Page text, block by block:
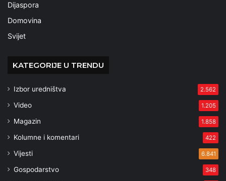
Dijaspora
Domovina
Svijet
KATEGORIJE U TRENDU
Izbor uredništva 2.562
Video 1.205
Magazin 1.858
Kolumne i komentari 422
Vijesti 6.841
Gospodarstvo 348